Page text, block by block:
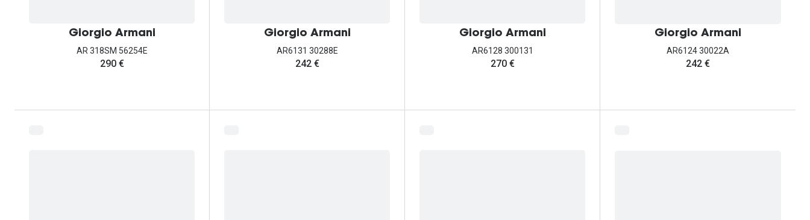
Giorgio Armani
AR 318SM 56254E
290 €
Giorgio Armani
AR6131 30288E
242 €
Giorgio Armani
AR6128 300131
270 €
Giorgio Armani
AR6124 30022A
242 €